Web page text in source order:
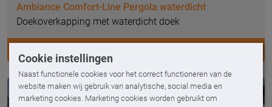
Cookie instellingen
Naast functionele cookies voor het correct functioneren van de
website maken wij gebruik van analytische, social media en
marketing cookies. Marketing cookies worden gebruikt om
Ambiance Comfort-Line Pergola waterdicht
Doekoverkapping met waterdicht doek